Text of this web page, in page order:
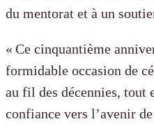
du mentorat et à un
« Ce cinquantième
formidable occasion de
au fil des décennies, tout
confiance vers l’avenir